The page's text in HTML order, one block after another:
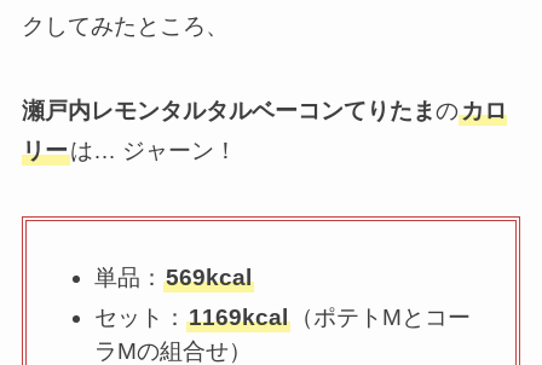
クしてみたところ、
瀬戸内レモンタルタルベーコンてりたまのカロ
リーは… ジャーン！
単品：569kcal
セット：1169kcal （ポテトMとコー
ラMの組合せ）